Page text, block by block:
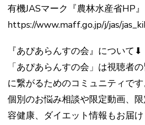
有機JASマーク『農林水産省HP』
https://www.maff.go.jp/j/jas/
『あぴあらんすの会』について⬇︎
「あぴあらんすの会」は視聴者
に繋がるためのコミュニティです
個別のお悩み相談や限定動画、
容健康、ダイエット情報もお届け